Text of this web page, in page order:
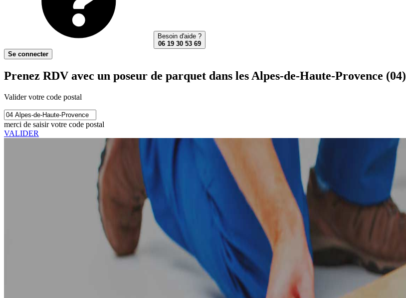
Besoin d'aide ?
06 19 30 53 69
Se connecter
Prenez RDV avec un poseur de parquet dans les Alpes-de-Haute-Provence (04)
Valider votre code postal
merci de saisir votre code postal
VALIDER